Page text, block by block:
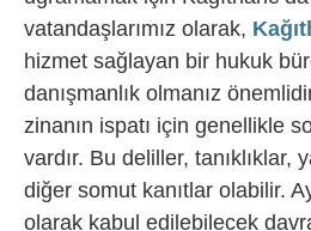
vatandaşlarımız olarak,
hizmet sağlayan bir hukuk
danışmanlık olmanız
zinanın ispatı için genellikle
vardır. Bu deliller, tanıklıklar,
diğer somut kanıtlar olabilir.
olarak kabul edilebilecek